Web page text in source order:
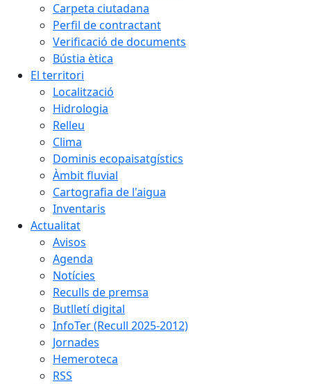
Carpeta ciutadana
Perfil de contractant
Verificació de documents
Bústia ètica
El territori
Localització
Hidrologia
Relleu
Clima
Dominis ecopaisatgístics
Àmbit fluvial
Cartografia de l'aigua
Inventaris
Actualitat
Avisos
Agenda
Notícies
Reculls de premsa
Butlletí digital
InfoTer (Recull 2025-2012)
Jornades
Hemeroteca
RSS